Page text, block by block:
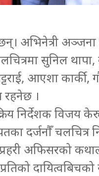
अभिनेत्री अञ्जना
सुनिल थापा,
आएशा कार्की,
।
निर्देशक विजय
दर्जनौँ चलचित्र
अफिसरको
दायित्वबिचको